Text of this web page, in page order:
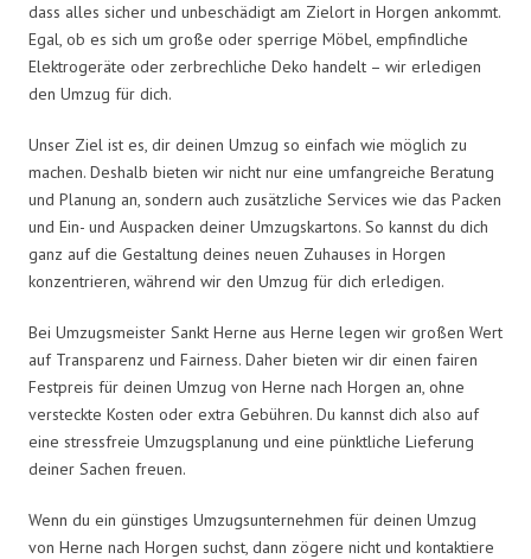
dass alles sicher und unbeschädigt am Zielort in Horgen ankommt.
Egal, ob es sich um große oder sperrige Möbel, empfindliche
Elektrogeräte oder zerbrechliche Deko handelt – wir erledigen
den Umzug für dich.
Unser Ziel ist es, dir deinen Umzug so einfach wie möglich zu
machen. Deshalb bieten wir nicht nur eine umfangreiche Beratung
und Planung an, sondern auch zusätzliche Services wie das Packen
und Ein- und Auspacken deiner Umzugskartons. So kannst du dich
ganz auf die Gestaltung deines neuen Zuhauses in Horgen
konzentrieren, während wir den Umzug für dich erledigen.
Bei Umzugsmeister Sankt Herne aus Herne legen wir großen Wert
auf Transparenz und Fairness. Daher bieten wir dir einen fairen
Festpreis für deinen Umzug von Herne nach Horgen an, ohne
versteckte Kosten oder extra Gebühren. Du kannst dich also auf
eine stressfreie Umzugsplanung und eine pünktliche Lieferung
deiner Sachen freuen.
Wenn du ein günstiges Umzugsunternehmen für deinen Umzug
von Herne nach Horgen suchst, dann zögere nicht und kontaktiere